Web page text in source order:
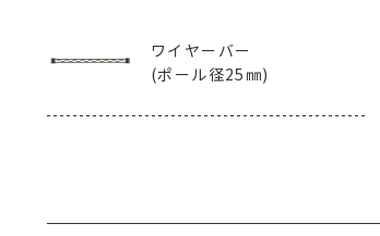
ワイヤーバー
(ポール径25㎜)